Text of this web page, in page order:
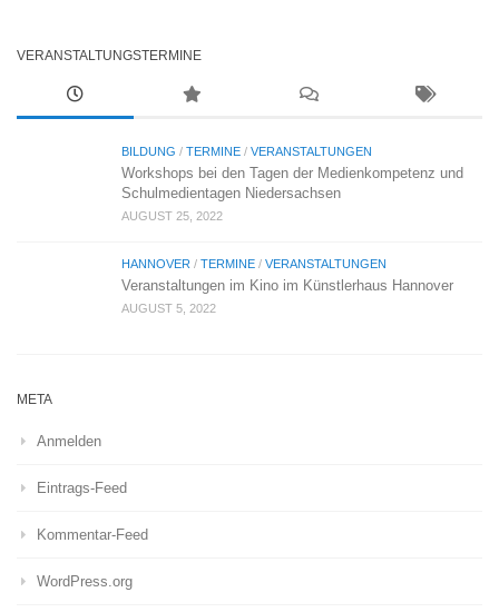
VERANSTALTUNGSTERMINE
BILDUNG / TERMINE / VERANSTALTUNGEN
Workshops bei den Tagen der Medienkompetenz und
Schulmedientagen Niedersachsen
AUGUST 25, 2022
HANNOVER / TERMINE / VERANSTALTUNGEN
Veranstaltungen im Kino im Künstlerhaus Hannover
AUGUST 5, 2022
META
Anmelden
Eintrags-Feed
Kommentar-Feed
WordPress.org